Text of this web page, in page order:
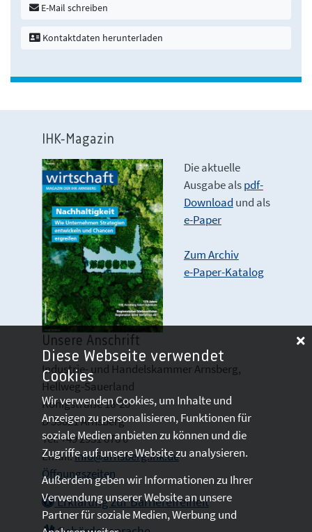
E-Mail schreiben
Kontaktdaten herunterladen
IHK-Magazin
Die aktuelle
Ausgabe alspdf-
Download und als
e-Paper
Zum Archiv
e-Paper-Katalog
Unsere Anschrift
Industrie- und Handelskammer Arnsberg,
Hellweg-Sauerland
Königstraße 18-20
D 59821 Arnsberg
Tel: +49 2931 878 0
Email:info@arnsberg.ihk.de
Öffnungszeiten
Erklärung zur Barrierefreiheit
Diese Webseite verwendet
Cookies
Wir verwenden Cookies, um Inhalte und
Anzeigen zu personalisieren, Funktionen für
soziale Medien anbieten zu können und die
Zugriffe auf unsere Website zu analysieren.
Außerdem geben wir Informationen zu Ihrer
Verwendung unserer Website an unsere
Partner für soziale Medien, Werbung und